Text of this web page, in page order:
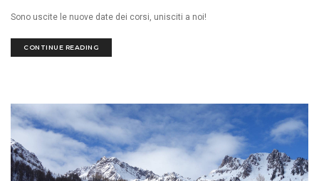
Sono uscite le nuove date dei corsi, unisciti a noi!
CONTINUE READING